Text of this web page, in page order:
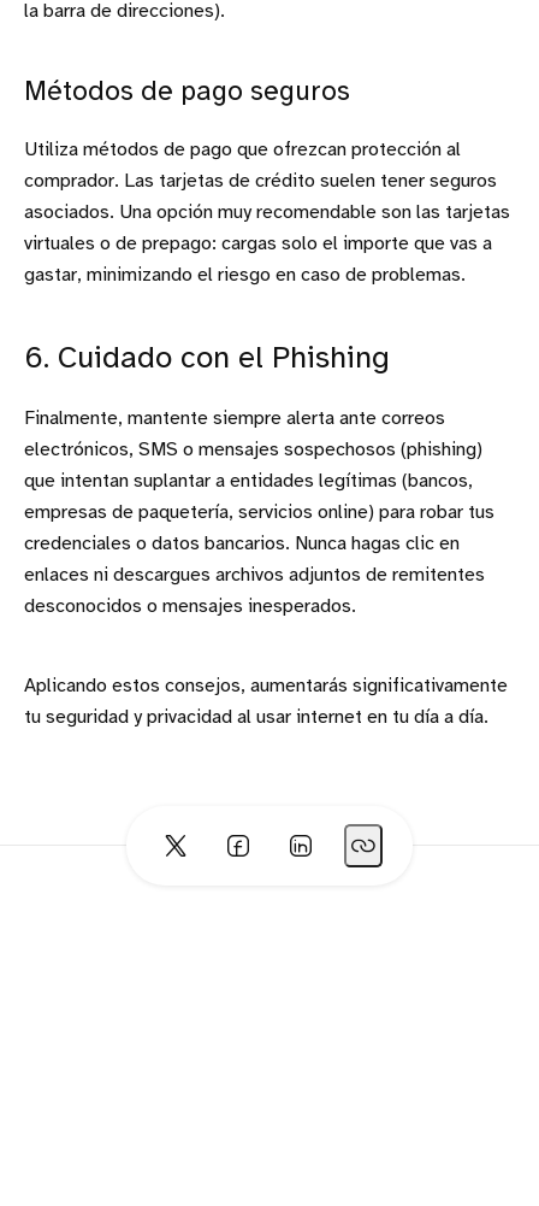
la barra de direcciones).
Métodos de pago seguros
Utiliza métodos de pago que ofrezcan protección al
comprador. Las tarjetas de crédito suelen tener seguros
asociados. Una opción muy recomendable son las tarjetas
virtuales o de prepago: cargas solo el importe que vas a
gastar, minimizando el riesgo en caso de problemas.
6. Cuidado con el Phishing
Finalmente, mantente siempre alerta ante correos
electrónicos, SMS o mensajes sospechosos (phishing)
que intentan suplantar a entidades legítimas (bancos,
empresas de paquetería, servicios online) para robar tus
credenciales o datos bancarios. Nunca hagas clic en
enlaces ni descargues archivos adjuntos de remitentes
desconocidos o mensajes inesperados.
Aplicando estos consejos, aumentarás significativamente
tu seguridad y privacidad al usar internet en tu día a día.